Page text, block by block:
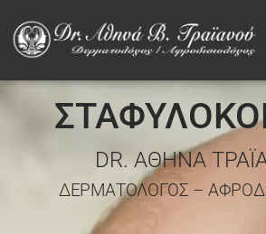
DR. ΑΘΗΝΑ
ΔΕΡΜΑΤΟΛΟΓΟΣ –